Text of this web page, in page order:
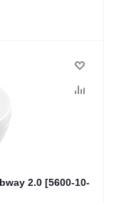
2.0 [5600-10-